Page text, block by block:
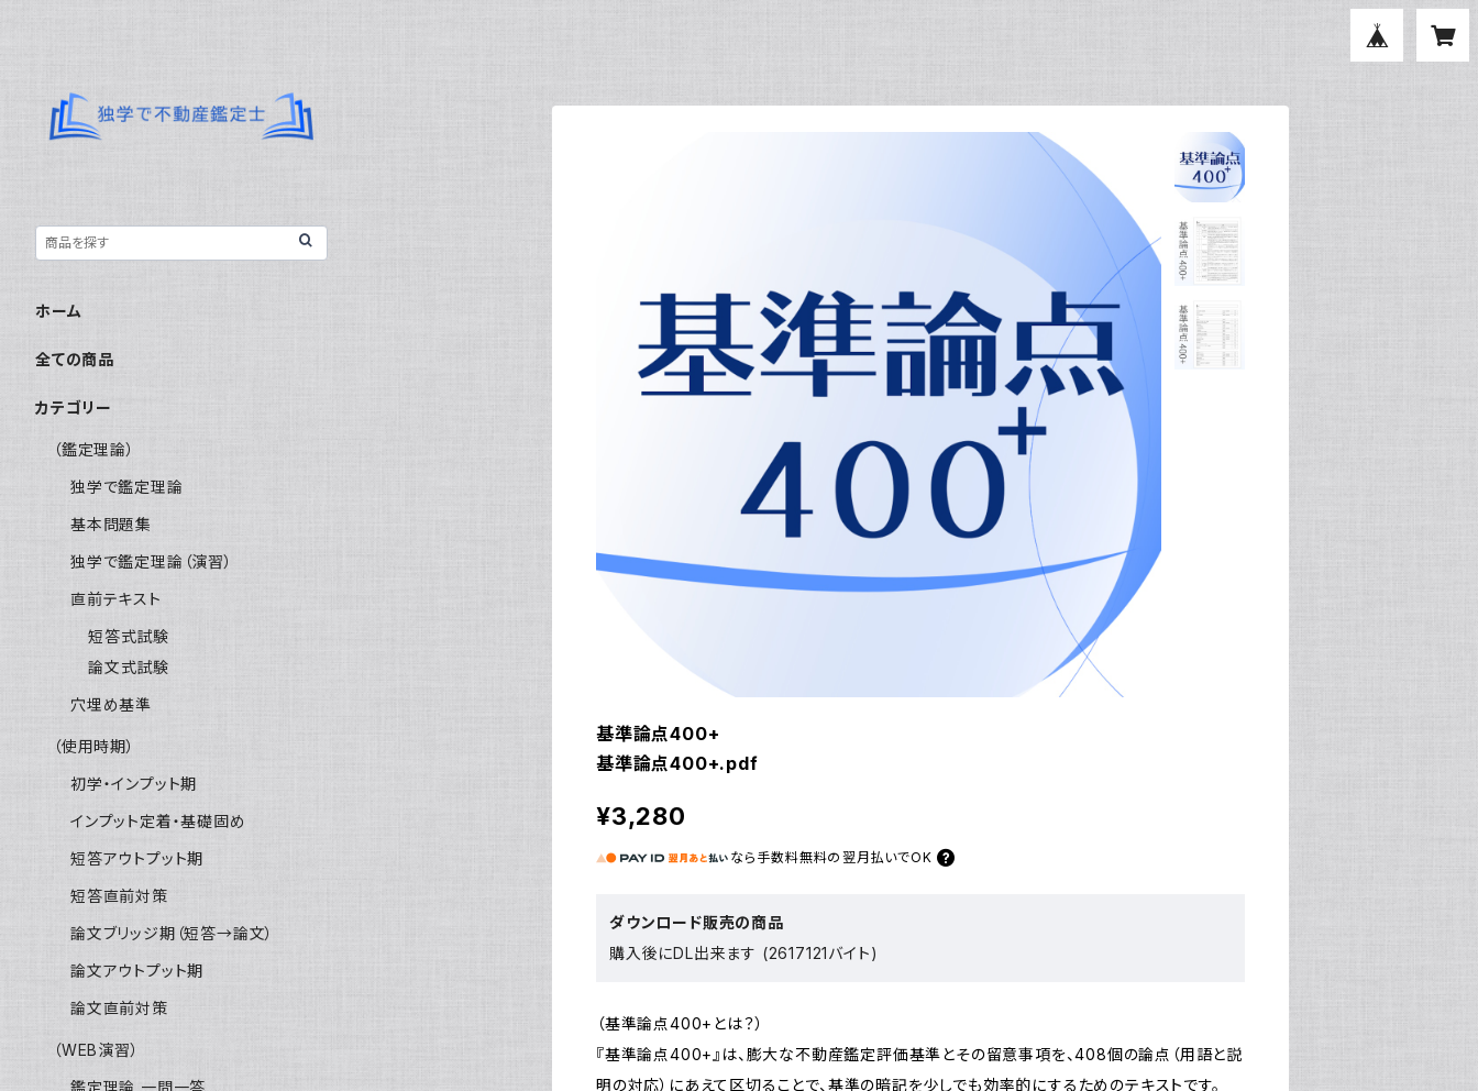
基準論点400+
基準論点400+.pdf
¥3,280
なら 手数料無料の 翌月払いでOK
ダウンロード販売の商品
購入後にDL出来ます (2617121バイト)
（基準論点400+とは？）
『基準論点400+』は、膨大な不動産鑑定評価基準とその留意事項を、408個の論点（用語と説
明の対応）にあえて区切ることで、基準の暗記を少しでも効率的にするためのテキストです。
ホーム
全ての商品
カテゴリー
（鑑定理論）
独学で鑑定理論
基本問題集
独学で鑑定理論（演習）
直前テキスト
短答式試験
論文式試験
穴埋め基準
（使用時期）
初学・インプット期
インプット定着・基礎固め
短答アウトプット期
短答直前対策
論文ブリッジ期（短答→論文）
論文アウトプット期
論文直前対策
（WEB演習）
鑑定理論 一問一答